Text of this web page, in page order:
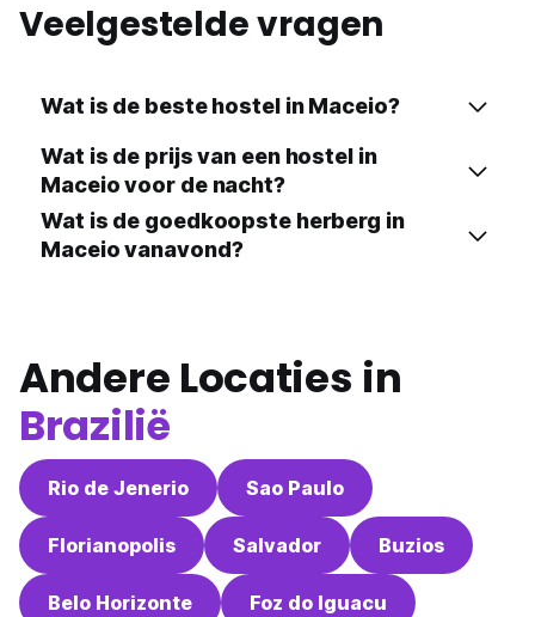
Veelgestelde vragen
Wat is de beste hostel in Maceio?
Wat is de prijs van een hostel in
Maceio voor de nacht?
Wat is de goedkoopste herberg in
Maceio vanavond?
Andere Locaties in
Brazilië
Rio de Jenerio Sao Paulo
Florianopolis Salvador Buzios
Belo Horizonte Foz do Iguacu